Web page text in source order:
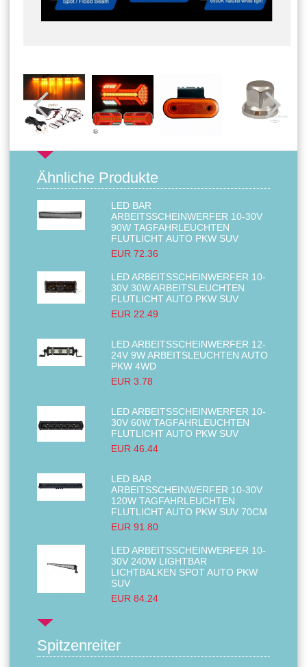
Ähnliche Produkte
LED BAR
ARBEITSSCHEINWERFER 10-30V
90W TAGFAHRLEUCHTEN
FLUTLICHT AUTO PKW SUV
EUR 72.36
LED ARBEITSSCHEINWERFER 10-
30V 30W ARBEITSLEUCHTEN
FLUTLICHT AUTO PKW SUV
EUR 22.49
LED ARBEITSSCHEINWERFER 12-
24V 9W ARBEITSLEUCHTEN AUTO
PKW 4WD
EUR 3.78
LED ARBEITSSCHEINWERFER 10-
30V 60W TAGFAHRLEUCHTEN
FLUTLICHT AUTO PKW SUV
EUR 46.44
LED BAR
ARBEITSSCHEINWERFER 10-30V
120W TAGFAHRLEUCHTEN
FLUTLICHT AUTO PKW SUV 70CM
EUR 91.80
LED ARBEITSSCHEINWERFER 10-
30V 240W LIGHTBAR
LICHTBALKEN SPOT AUTO PKW
SUV
EUR 84.24
Spitzenreiter